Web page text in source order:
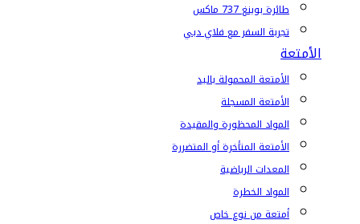
طائرة بوينغ 737 ماكس
تجربة السفر مع فلاي دبي
الأمتعة
الأمتعة المحمولة باليد
الأمتعة المسجلة
المواد المحظورة والمقيدة
الأمتعة المتأخرة أو المتضررة
المعدات الرياضية
المواد الخطرة
أمتعة من نوع خاص